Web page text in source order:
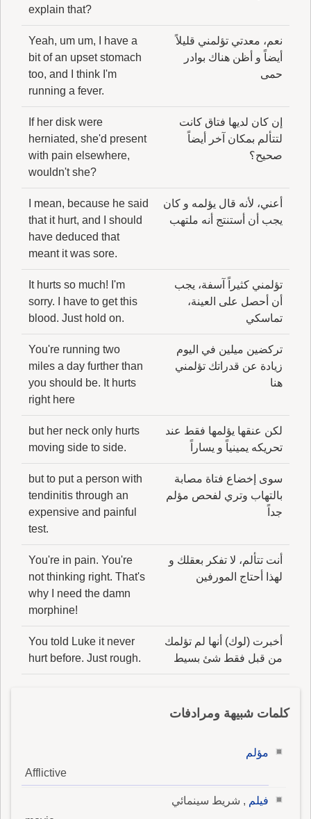
explain that?
نعم، معدتي تؤلمني قليلاً
أيضاً و أظن هناك بوادر
حمى
Yeah, um um, I have a
bit of an upset stomach
too, and I think I'm
running a fever.
إن كان لديها فتاق كانت
لتتألم بمكان آخر أيضاً
صحيح؟
If her disk were
herniated, she'd present
with pain elsewhere,
wouldn't she?
أعني، لأنه قال يؤلمه و كان
يجب أن أستنتج أنه ملتهب
I mean, because he said
that it hurt, and I should
have deduced that
meant it was sore.
تؤلمني كثيراً آسفة، يجب
أن أحصل على العينة،
تماسكي
It hurts so much! I'm
sorry. I have to get this
blood. Just hold on.
تركضين ميلين في اليوم
زيادة عن قدراتك تؤلمني
هنا
You're running two
miles a day further than
you should be. It hurts
right here
لكن عنقها يؤلمها فقط عند
تحريكه يمينياً و يساراً
but her neck only hurts
moving side to side.
سوى إخضاع فتاة مصابة
بالتهاب وتري لفحص مؤلم
جداً
but to put a person with
tendinitis through an
expensive and painful
test.
أنت تتألم، لا تفكر بعقلك و
لهذا أحتاج المورفين
You're in pain. You're
not thinking right. That's
why I need the damn
morphine!
أخبرت (لوك) أنها لم تؤلمك
من قبل فقط شئ بسيط
You told Luke it never
hurt before. Just rough.
كلمات شبيهة ومرادفات
مؤلم
Afflictive
فيلم , شريط سينمائي